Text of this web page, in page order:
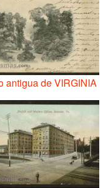
antigua de VIRGINIA